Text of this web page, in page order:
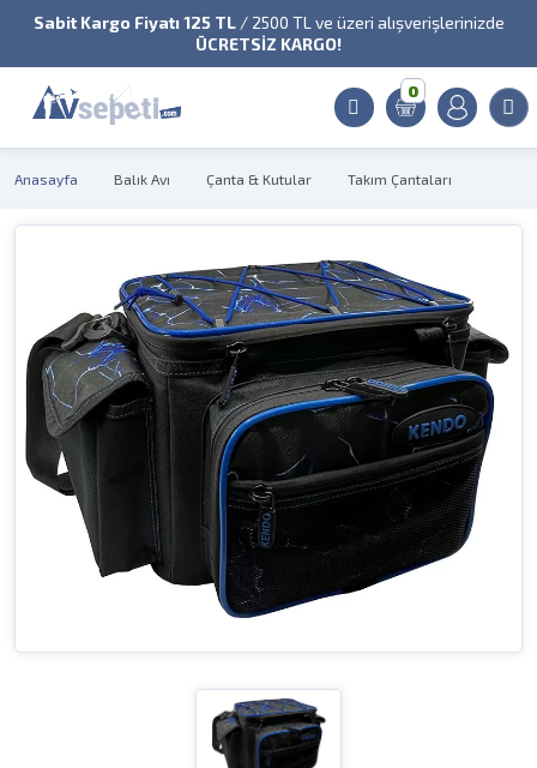
Sabit Kargo Fiyatı 125 TL/ 2500 TL ve üzeri alışverişlerinizde
ÜCRETSİZ KARGO!
0
Anasayfa Balık Avı Çanta & Kutular Takım Çantaları